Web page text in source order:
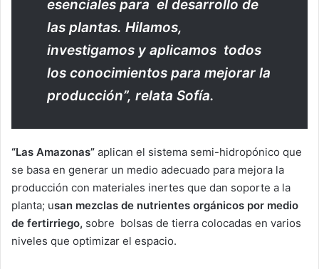
esenciales para el desarrollo de
las plantas. Hilamos,
investigamos y aplicamos todos
los conocimientos para mejorar la
producción”, relata Sofía.
“Las Amazonas” aplican el sistema semi-hidropónico que
se basa en generar un medio adecuado para mejora la
producción con materiales inertes que dan soporte a la
planta; usan mezclas de nutrientes orgánicos por medio
de fertirriego, sobre bolsas de tierra colocadas en varios
niveles que optimizar el espacio.